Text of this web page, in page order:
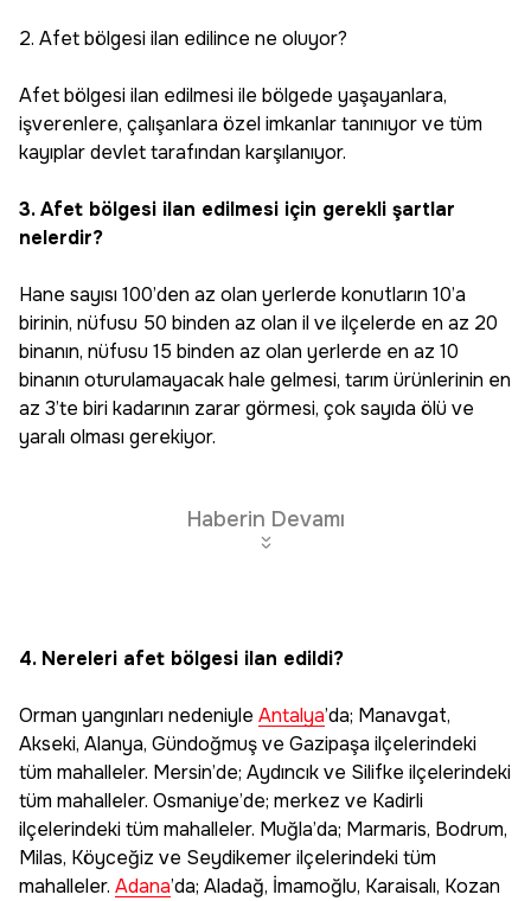
2. Afet bölgesi ilan edilince ne oluyor?
Afet bölgesi ilan edilmesi ile bölgede yaşayanlara,
işverenlere, çalışanlara özel imkanlar tanınıyor ve tüm
kayıplar devlet tarafından karşılanıyor.
3. Afet bölgesi ilan edilmesi için gerekli şartlar
nelerdir?
Hane sayısı 100’den az olan yerlerde konutların 10’a
birinin, nüfusu 50 binden az olan il ve ilçelerde en az 20
binanın, nüfusu 15 binden az olan yerlerde en az 10
binanın oturulamayacak hale gelmesi, tarım ürünlerinin en
az 3’te biri kadarının zarar görmesi, çok sayıda ölü ve
yaralı olması gerekiyor.
Haberin Devamı
4. Nereleri afet bölgesi ilan edildi?
Orman yangınları nedeniyle Antalya’da; Manavgat,
Akseki, Alanya, Gündoğmuş ve Gazipaşa ilçelerindeki
tüm mahalleler. Mersin’de; Aydıncık ve Silifke ilçelerindeki
tüm mahalleler. Osmaniye’de; merkez ve Kadirli
ilçelerindeki tüm mahalleler. Muğla’da; Marmaris, Bodrum,
Milas, Köyceğiz ve Seydikemer ilçelerindeki tüm
mahalleler. Adana’da; Aladağ, İmamoğlu, Karaisalı, Kozan